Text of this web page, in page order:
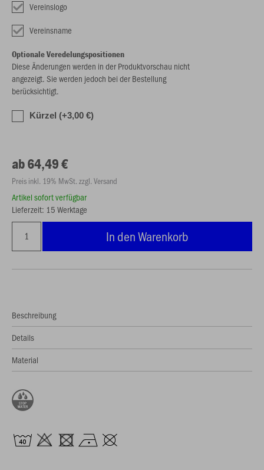
Vereinslogo
Vereinsname
Optionale Veredelungspositionen
Diese Änderungen werden in der Produktvorschau nicht
angezeigt. Sie werden jedoch bei der Bestellung
berücksichtigt.
Kürzel (+3,00 €)
ab 64,49 €
Preis inkl. 19% MwSt. zzgl. Versand
Artikel sofort verfügbar
Lieferzeit: 15 Werktage
In den Warenkorb
Beschreibung
Details
Material